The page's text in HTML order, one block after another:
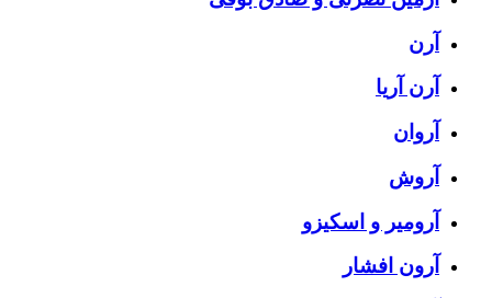
آرن
آرن آریا
آروان
آروش
آرومیر و اسکیزو
آرون افشار